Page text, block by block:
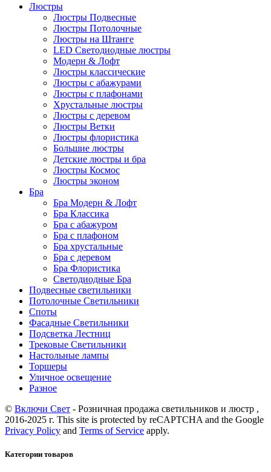
Люстры
Люстры Подвесные
Люстры Потолочные
Люстры на Штанге
LED Светодиодные люстры
Модерн & Лофт
Люстры классические
Люстры с абажурами
Люстры с плафонами
Хрустальные люстры
Люстры с деревом
Люстры Ветки
Люстры флористика
Большие люстры
Детские люстры и бра
Люстры Космос
Люстры эконом
Бра
Бра Модерн & Лофт
Бра Классика
Бра с абажуром
Бра с плафоном
Бра хрустальные
Бра с деревом
Бра Флористика
Светодиодные Бра
Подвесные светильники
Потолочные Светильники
Споты
Фасадные Светильники
Подсветка Лестниц
Трековые Светильники
Настольные лампы
Торшеры
Уличное освещение
Разное
© Включи Свет - Розничная продажа светильников и люстр ,
2016-2025 г. This site is protected by reCAPTCHA and the Google
Privacy Policy and Terms of Service apply.
Категории товаров